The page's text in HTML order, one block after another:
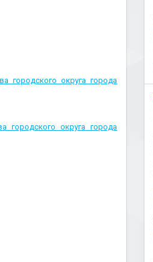
городского округа города
городского округа города